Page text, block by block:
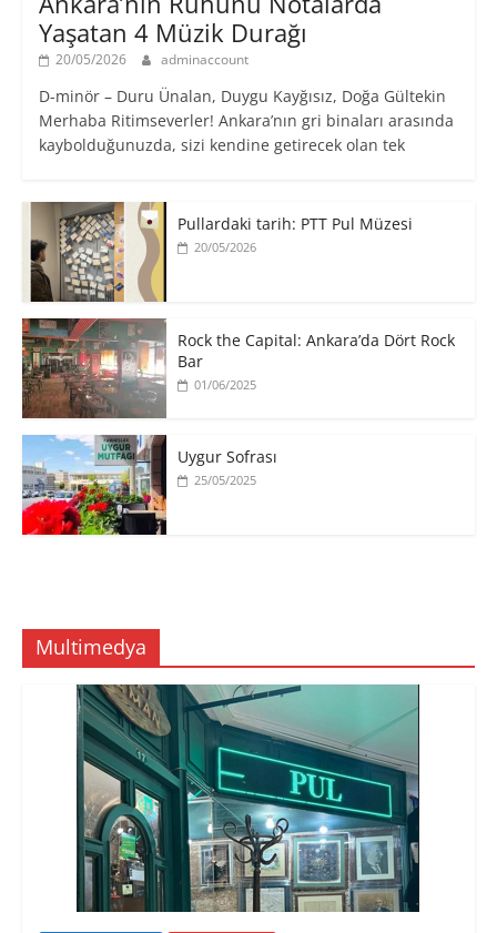
Yaşatan 4 Müzik Durağı
20/05/2026 adminaccount
D-minör – Duru Ünalan, Duygu Kayğısız, Doğa Gültekin
Merhaba Ritimseverler! Ankara’nın gri binaları arasında
kaybolduğunuzda, sizi kendine getirecek olan tek
Pullardaki tarih: PTT Pul Müzesi
20/05/2026
Rock the Capital: Ankara’da Dört Rock
Bar
01/06/2025
Uygur Sofrası
25/05/2025
Multimedya